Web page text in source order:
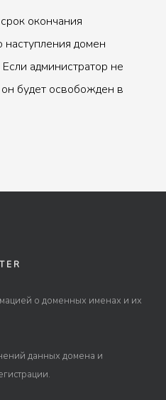
окончания
домен
администратор не
будет освобожден в
о доменных именах и их
данных домена и